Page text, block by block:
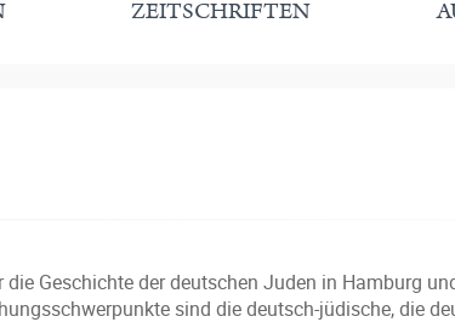
ZEITSCHRIFTEN
Geschichte der deutschen Juden in Hamburg
sind die deutsch-jüdische, die